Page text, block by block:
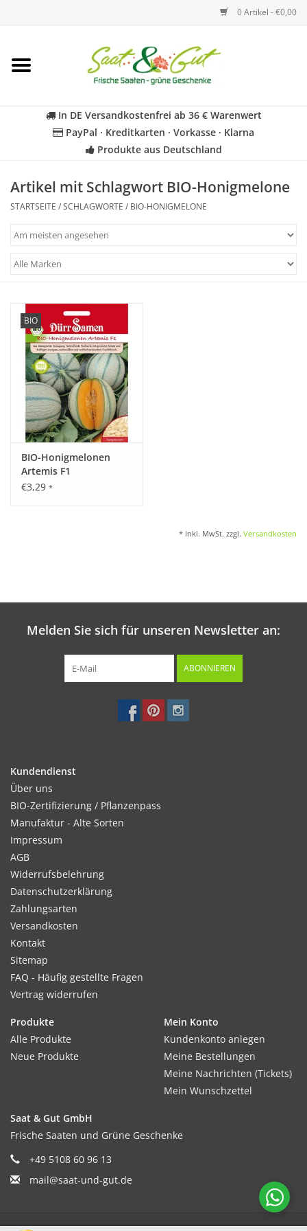
0 Artikel - €0,00
Startseite
Kräuter
Für Kinder
Katalog
In DE Versandkostenfrei ab 36 € Warenwert
PayPal · Kreditkarten · Vorkasse · Klarna
Produkte aus Deutschland
Artikel mit Schlagwort BIO-Honigmelone
STARTSEITE /SCHLAGWORTE / BIO-HONIGMELONE
BIO
BIO-Honigmelonen
Artemis F1
€3,29 *
* Inkl. MwSt. zzgl. Versandkosten
Melden Sie sich für unseren Newsletter an:
ABONNIEREN
Kundendienst
Über uns
BIO-Zertifizierung / Pflanzenpass
Manufaktur - Alte Sorten
Impressum
AGB
Widerrufsbelehrung
Datenschutzerklärung
Zahlungsarten
Versandkosten
Kontakt
Sitemap
FAQ - Häufig gestellte Fragen
Vertrag widerrufen
Produkte
Alle Produkte
Neue Produkte
Mein Konto
Kundenkonto anlegen
Meine Bestellungen
Meine Nachrichten (Tickets)
Mein Wunschzettel
Saat & Gut GmbH
Frische Saaten und Grüne Geschenke
+49 5108 60 96 13
mail@saat-und-gut.de